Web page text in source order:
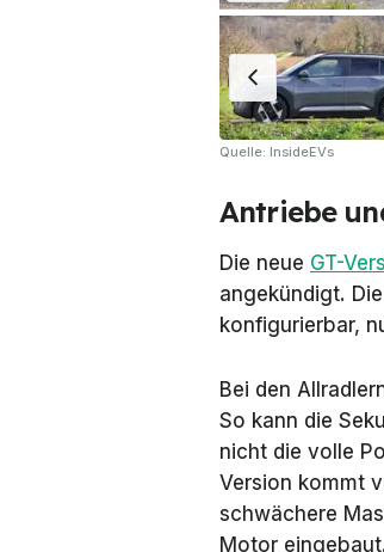
Quelle: InsideEVs
Antriebe
Die neue GT-
angekündigt.
konfigurierbar,
Bei den
So kann die
nicht die volle
Version kommt
schwächere
Motor